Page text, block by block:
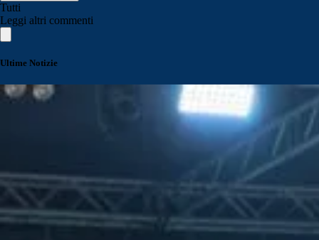
Tutti
Leggi altri commenti
Ultime Notizie